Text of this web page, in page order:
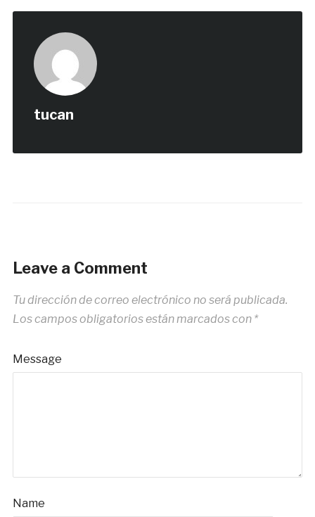
tucan
Leave a Comment
Tu dirección de correo electrónico no será publicada.
Los campos obligatorios están marcados con *
Message
Name